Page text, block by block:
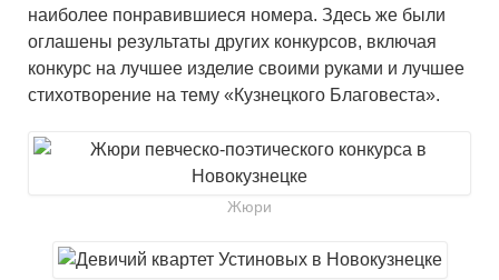
наиболее понравившиеся номера. Здесь же были
оглашены результаты других конкурсов, включая
конкурс на лучшее изделие своими руками и лучшее
стихотворение на тему «Кузнецкого Благовеста».
Жюри